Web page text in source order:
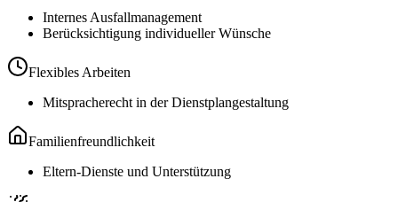
Internes Ausfallmanagement
Berücksichtigung individueller Wünsche
Flexibles Arbeiten
Mitspracherecht in der Dienstplangestaltung
Familienfreundlichkeit
Eltern-Dienste und Unterstützung